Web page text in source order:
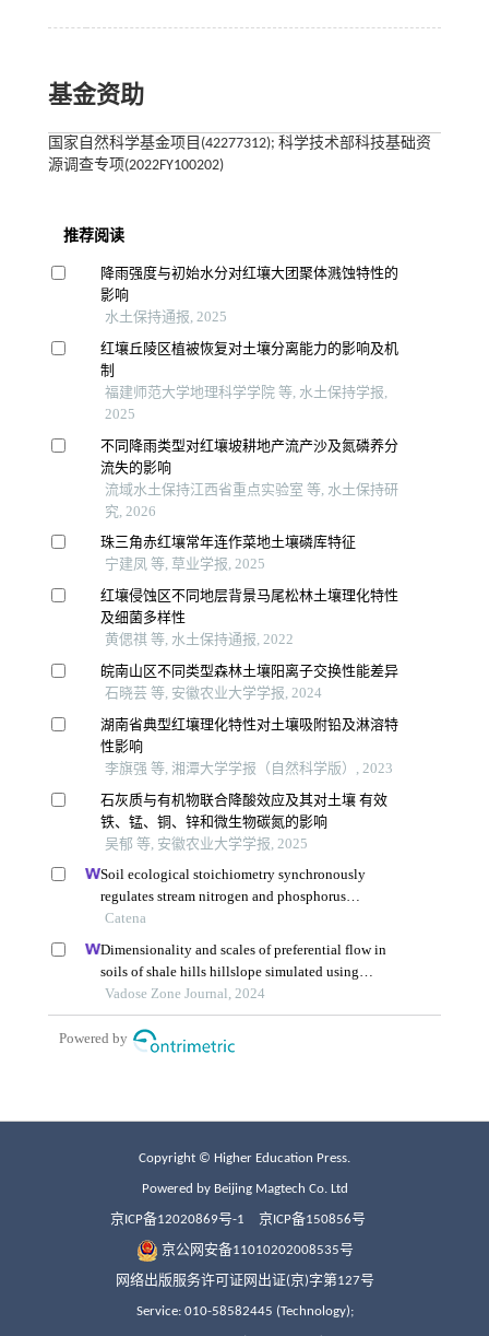
基金资助
国家自然科学基金项目(42277312); 科学技术部科技基础资
源调查专项(2022FY100202)
Copyright © Higher Education Press.
Powered by Beijing Magtech Co. Ltd
京ICP备12020869号-1 京ICP备150856号
京公网安备11010202008535号
网络出版服务许可证网出证(京)字第127号
Service: 010-58582445 (Technology);